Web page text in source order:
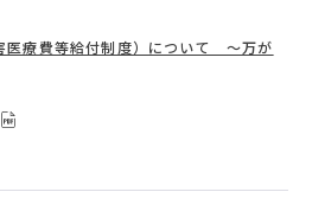
医療費等給付制度）について ～万が